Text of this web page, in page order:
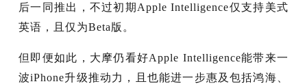
后一同推出，不过初期Apple Intelligence仅支持美式
英语，且仅为Beta版。
但即便如此，大摩仍看好Apple Intelligence能带来一
波iPhone升级推动力，且也能进一步惠及包括鸿海、